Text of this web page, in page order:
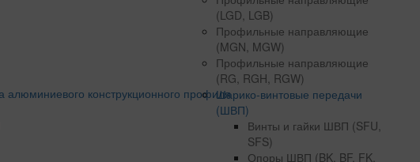
(LGD, LGB)
Профильные направляющие
(MGN, MGW)
Профильные направляющие
(RG, RGH, RGW)
Шарико-винтовые передачи
(ШВП)
Винты и гайки ШВП (SFU,
SFS)
Опоры ШВП (BK, BF, FK,